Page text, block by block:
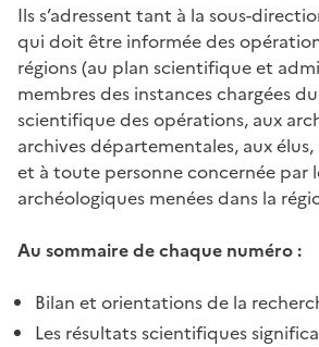
Ils s’adressent tant à la sous-
qui doit être informée des
régions (au plan scientifique et
membres des instances chargées
scientifique des opérations, aux
archives départementales, aux
et à toute personne concernée par
archéologiques menées dans la
Au sommaire de chaque numéro :
Bilan et orientations de la
Les résultats scientifiques